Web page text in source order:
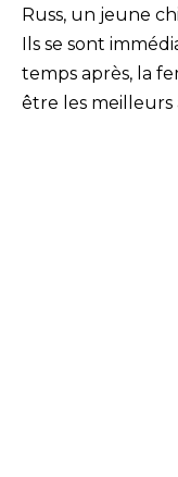
Russ, un jeune
Ils se sont
temps après, la
être les meilleurs